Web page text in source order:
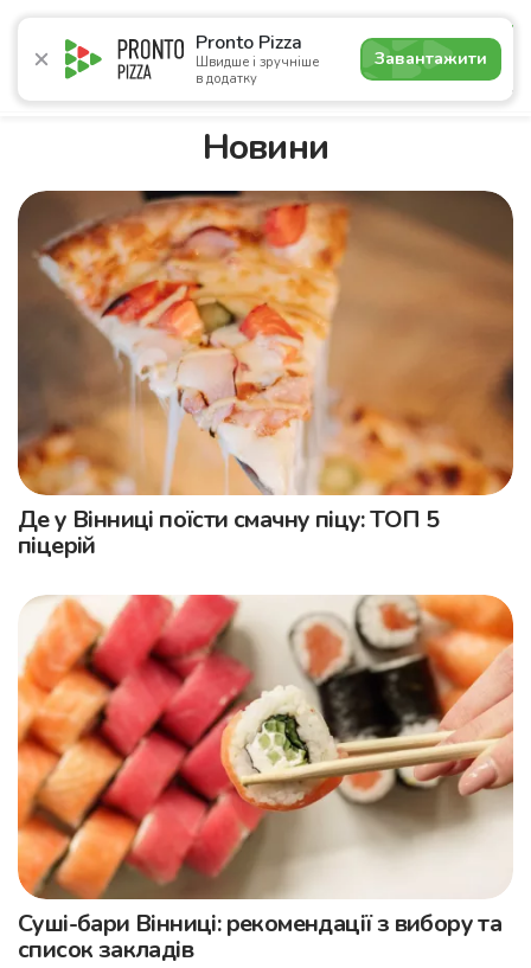
Pronto Pizza
Швидше і зручніше
в додатку
Завантажити
4.9
Акції Піца Суші Ланчі Бургери Комбо
Новини
Де у Вінниці поїсти смачну піцу: ТОП 5
піцерій
Суші-бари Вінниці: рекомендації з вибору та
список закладів